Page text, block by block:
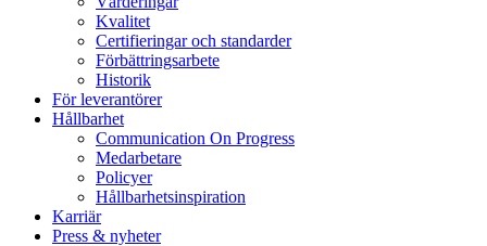
Kvalitet
Certifieringar och standarder
Förbättringsarbete
Historik
För leverantörer
Hållbarhet
Communication On Progress
Medarbetare
Policyer
Hållbarhetsinspiration
Karriär
Press & nyheter